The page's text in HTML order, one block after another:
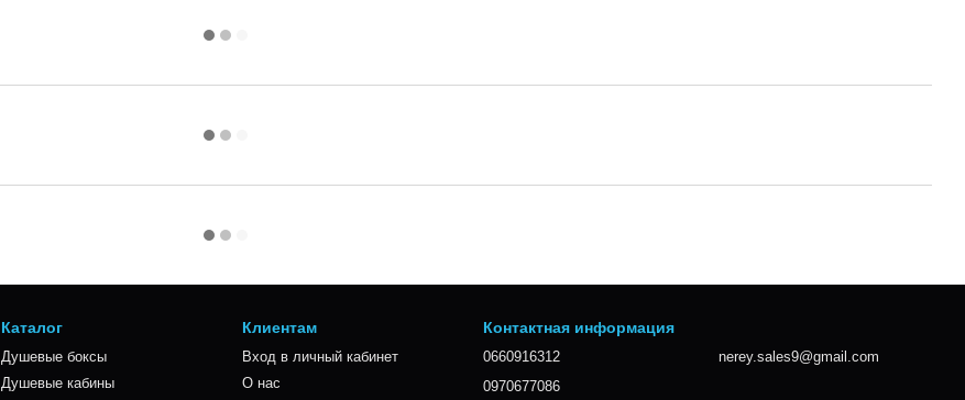
Каталог
Душевые боксы
Душевые кабины
Клиентам
Вход в личный кабинет
О нас
Контактная информация
0660916312
0970677086
nerey.sales9@gmail.com